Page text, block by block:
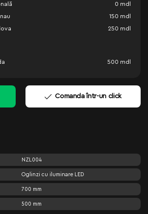
0 mdl
150 mdl
250 mdl
500 mdl
Comanda într-un click
NZL004
Oglinzi cu iluminare LED
700 mm
500 mm